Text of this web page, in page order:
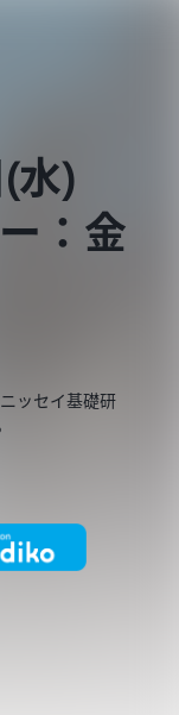
水)
：金
ッセイ基礎研